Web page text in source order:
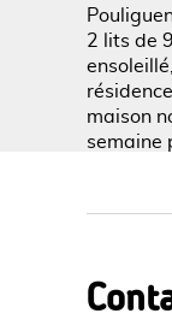
2 lits de
maison
semaine